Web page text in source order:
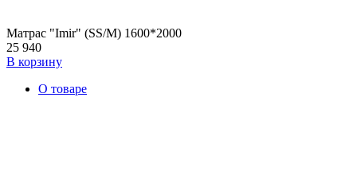
Матрас "Imir" (SS/M) 1600*2000
25 940
В корзину
О товаре